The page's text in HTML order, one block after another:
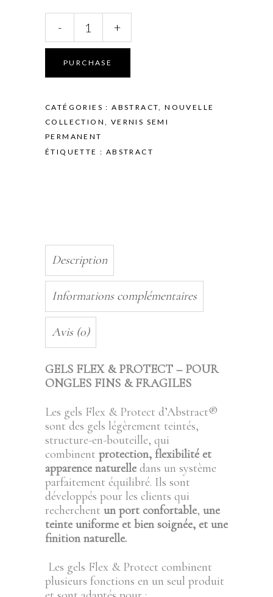
FLEX
PROTECT
-
BLUSH
PINK
-
15ML
- +
PURCHASE
CATÉGORIES :ABSTRACT,NOUVELLE
COLLECTION, VERNIS SEMI
PERMANENT
ÉTIQUETTE : ABSTRACT
Description
Informations complémentaires
Avis (0)
GELS FLEX & PROTECT – POUR
ONGLES FINS & FRAGILES
Les gels Flex & Protect d’Abstract®
sont des gels légèrement teintés,
structure-en-bouteille, qui
combinent protection, flexibilité et
apparence naturelle dans un système
parfaitement équilibré. Ils sont
développés pour les clients qui
recherchent un port confortable, une
teinte uniforme et bien soignée, et une
finition naturelle.
Les gels Flex & Protect combinent
plusieurs fonctions en un seul produit